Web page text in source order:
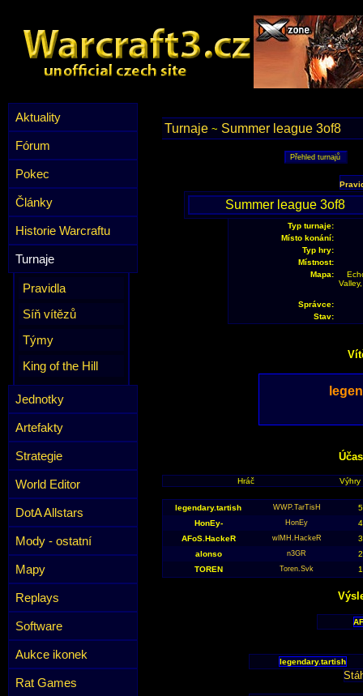
Aktuality
Fórum
Pokec
Články
Historie Warcraftu
Turnaje
Pravidla
Síň vítězů
Týmy
King of the Hill
Jednotky
Artefakty
Strategie
World Editor
DotA Allstars
Mody - ostatní
Mapy
Replays
Software
Aukce ikonek
Rat Games
Turnaje ~ Summer league 3of8
Summer league 3of8
Typ turnaje:
Místo konání:
Typ hry:
Místnost:
Mapa:
Správce:
Stav:
Hráč Výhry
legendary.tartish WWP.TarTisH
5
HonEy-
HonEy
4
AFoS.HackeR
wlMH.HackeR
3
alonso
n3GR
2
TOREN
Toren.Svk 1
legendary.tartish